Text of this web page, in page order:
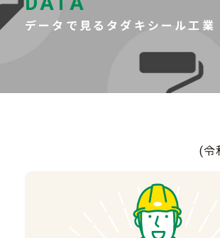
データで見るタダキシール工業
(令